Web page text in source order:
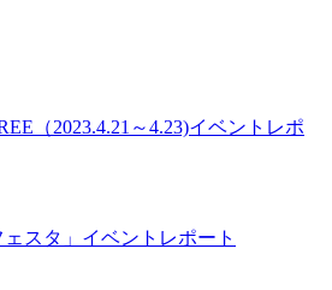
（2023.4.21～4.23)イベントレポ
スタ」イベントレポート